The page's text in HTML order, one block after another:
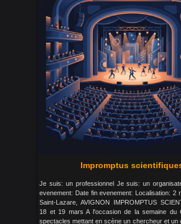
Impromptus
Je suis: un professionnel Je suis: un
evenement: Date fin evenement: Localisation: 2
Saint-Lazare, AVIGNON IMPROMPTUS
18 et 19 mars A l'occasion de la semaine du
spectacles mettant en scène un chercheur et un